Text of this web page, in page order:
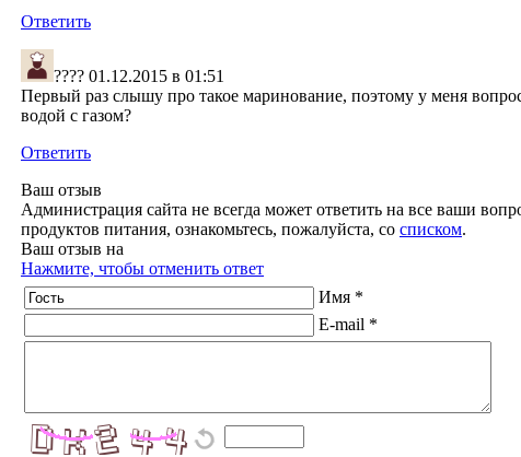
Ответить
???? 01.12.2015 в 01:51
Первый раз слышу про такое маринование, поэтому у меня
водой с газом?
Ответить
Ваш отзыв
Администрация сайта не всегда может ответить на все ваши
продуктов питания, ознакомьтесь, пожалуйста, со списком.
Ваш отзыв на
Нажмите, чтобы отменить ответ
Имя *
E-mail *